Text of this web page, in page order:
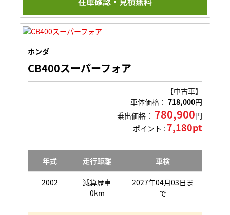
ホンダ
CB400スーパーフォア
【中古車】
車体価格： 718,000円
乗出価格： 780,900円
ポイント : 7,180pt
年式 走行距離 車検
2002
減算歴車
0km
2027年04月03日ま
で